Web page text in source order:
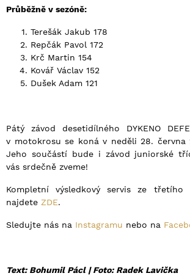
Průběžně v sezóně:
Terešák Jakub 178
Repčák Pavol 172
Krč Martin 154
Kovář Václav 152
Dušek Adam 121
Pátý závod desetidílného DYKENO
v motokrosu se koná v neděli 28. června
Jeho součástí bude i závod juniorské
vás srdečně zveme!
Kompletní výsledkový servis ze třetího
najdete ZDE.
Sledujte nás na Instagramu nebo na
Text: Bohumil Pácl |Foto: Radek Lavička